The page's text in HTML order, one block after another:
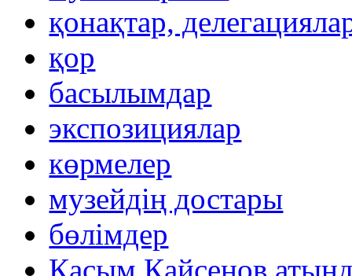
қонақтар,
қор
басылымдар
экспозициялар
көрмелер
музейдің достары
бөлімдер
Қасым Қайсенов